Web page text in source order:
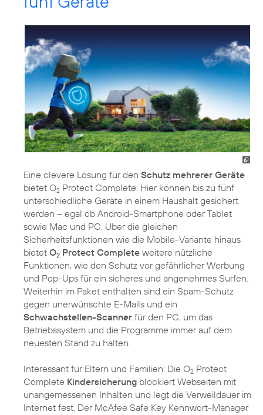
Eine clevere Lösung für den Schutz mehrerer Geräte
bietet O2 Protect Complete: Hier können bis zu fünf
unterschiedliche Geräte in einem Haushalt gesichert
werden – egal ob Android-Smartphone oder Tablet
sowie Mac und PC. Über die gleichen
Sicherheitsfunktionen wie die Mobile-Variante hinaus
bietet O2 Protect Complete weitere nützliche
Funktionen, wie den Schutz vor gefährlicher Werbung
und Pop-Ups für ein sicheres und angenehmes Surfen.
Weiterhin im Paket enthalten sind ein Spam-Schutz
gegen unerwünschte E-Mails und ein
Schwachstellen-Scanner für den PC, um das
Betriebssystem und die Programme immer auf dem
neuesten Stand zu halten.
Interessant für Eltern und Familien: Die O2 Protect
Complete Kindersicherung blockiert Webseiten mit
unangemessenen Inhalten und legt die Verweildauer im
Internet fest. Der McAfee Safe Key Kennwort-Manager